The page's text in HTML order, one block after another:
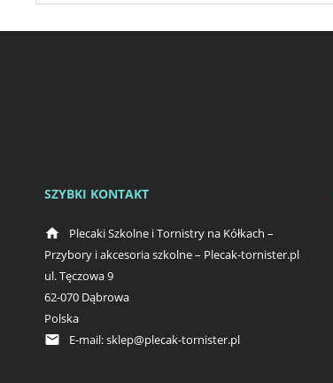
SZYBKI KONTAKT
home
Plecaki Szkolne i Tornistry na Kółkach –
Przybory i akcesoria szkolne – Plecak-tornister.pl
ul. Tęczowa 9
62-070 Dąbrowa
Polska
email
E-mail:sklep@plecak-tornister.pl